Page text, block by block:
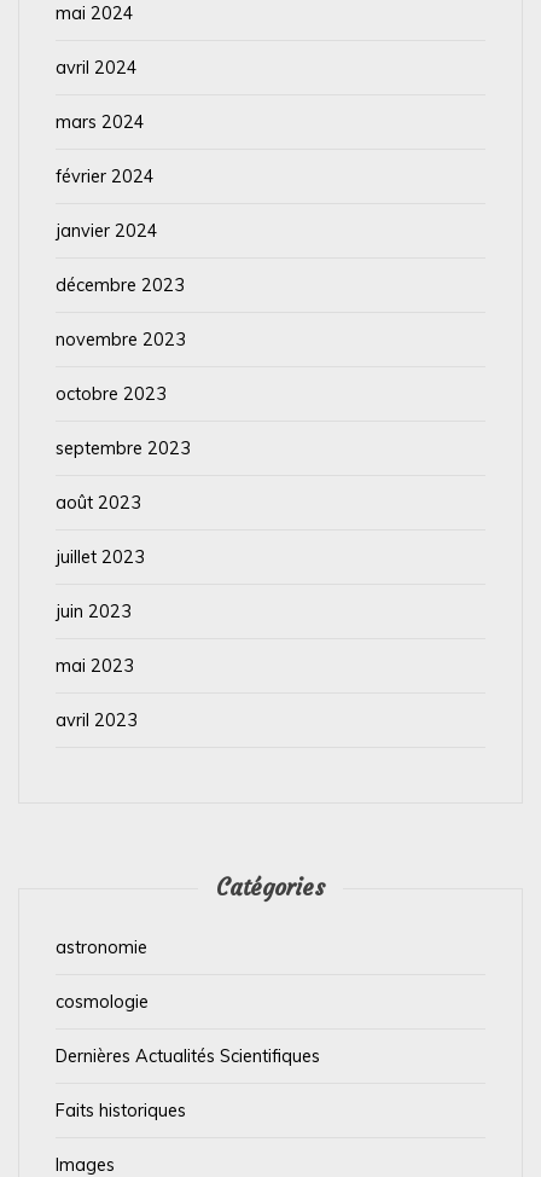
mai 2024
avril 2024
mars 2024
février 2024
janvier 2024
décembre 2023
novembre 2023
octobre 2023
septembre 2023
août 2023
juillet 2023
juin 2023
mai 2023
avril 2023
Catégories
astronomie
cosmologie
Dernières Actualités Scientifiques
Faits historiques
Images